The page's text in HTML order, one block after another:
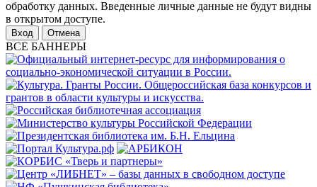
обработку данных. Введенные личные данные не будут видны
в открытом доступе.
Отмена
ВСЕ БАННЕРЫ